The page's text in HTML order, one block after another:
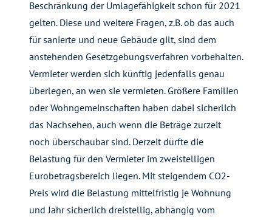
Beschränkung der Umlagefähigkeit schon für 2021
gelten. Diese und weitere Fragen, z.B. ob das auch
für sanierte und neue Gebäude gilt, sind dem
anstehenden Gesetzgebungsverfahren vorbehalten.
Vermieter werden sich künftig jedenfalls genau
überlegen, an wen sie vermieten. Größere Familien
oder Wohngemeinschaften haben dabei sicherlich
das Nachsehen, auch wenn die Beträge zurzeit
noch überschaubar sind. Derzeit dürfte die
Belastung für den Vermieter im zweistelligen
Eurobetragsbereich liegen. Mit steigendem CO2-
Preis wird die Belastung mittelfristig je Wohnung
und Jahr sicherlich dreistellig, abhängig vom